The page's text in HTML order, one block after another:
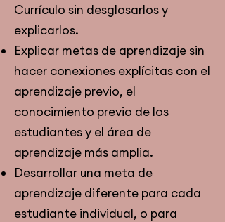
Currículo sin desglosarlos y
explicarlos.
Explicar metas de aprendizaje sin
hacer conexiones explícitas con el
aprendizaje previo, el
conocimiento previo de los
estudiantes y el área de
aprendizaje más amplia.
Desarrollar una meta de
aprendizaje diferente para cada
estudiante individual, o para